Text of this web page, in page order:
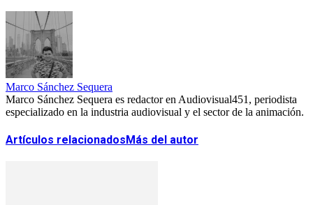
Marco Sánchez Sequera
Marco Sánchez Sequera es redactor en Audiovisual451, periodista
especializado en la industria audiovisual y el sector de la animación.
Artículos relacionadosMás del autor